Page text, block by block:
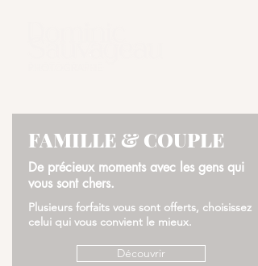
FAMILLE & COUPLE
De précieux moments avec les gens qui
vous sont chers.
Plusieurs forfaits vous sont offerts, choisissez
celui qui vous convient le mieux.
Découvrir